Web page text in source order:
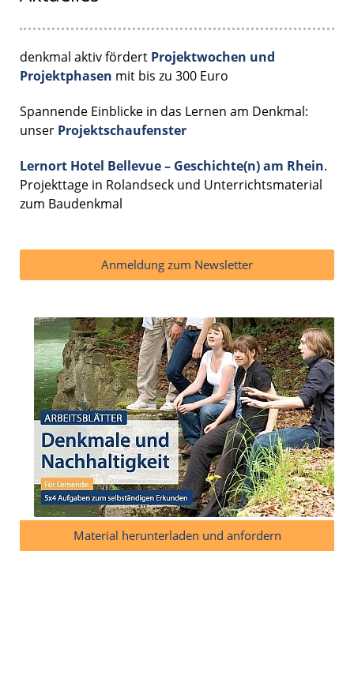
denkmal aktiv fördert Projektwochen und
Projektphasen mit bis zu 300 Euro
Spannende Einblicke in das Lernen am Denkmal:
unser Projektschaufenster
Lernort Hotel Bellevue – Geschichte(n) am Rhein.
Projekttage in Rolandseck und Unterrichtsmaterial
zum Baudenkmal
Anmeldung zum Newsletter
Material herunterladen und anfordern